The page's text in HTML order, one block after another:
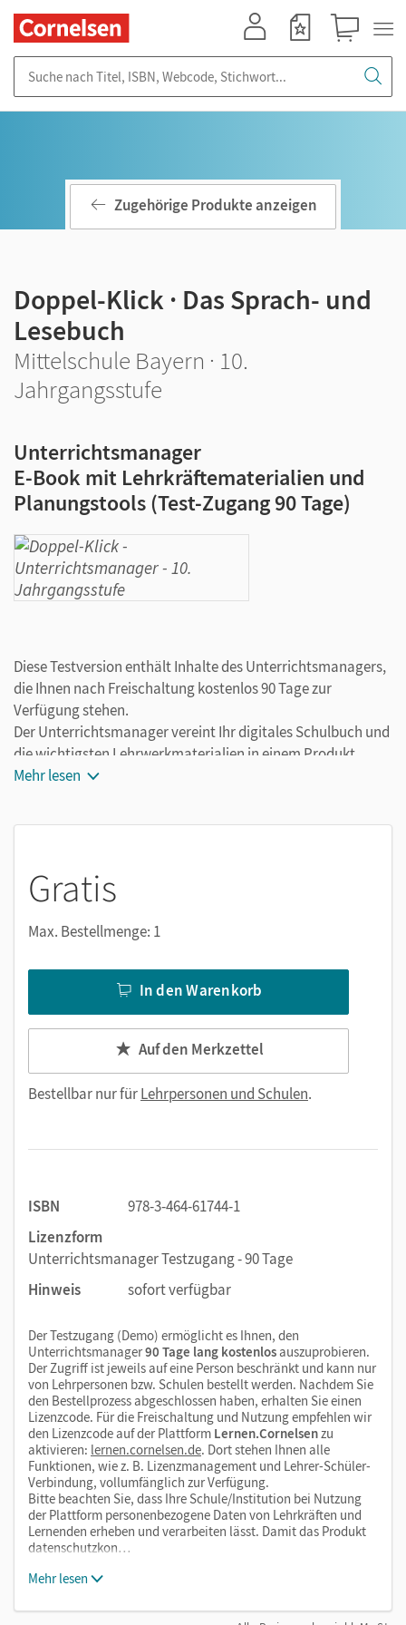
Zugehörige Produkte anzeigen
Doppel-Klick · Das Sprach- und
Lesebuch
Mittelschule Bayern · 10.
Jahrgangsstufe
Unterrichtsmanager
E-Book mit Lehrkräftematerialien und
Planungstools (Test-Zugang 90 Tage)
Diese Testversion enthält Inhalte des Unterrichtsmanagers,
die Ihnen nach Freischaltung kostenlos 90 Tage zur
Verfügung stehen.
Der Unterrichtsmanager vereint Ihr digitales Schulbuch und
die wichtigsten Lehrwerkmaterialien in einem Produkt.
Ergänzt um hilfreiche Planungstools, vereinfacht er Ihre
Mehr lesen
Gratis
Max. Bestellmenge: 1
In den Warenkorb
Auf den Merkzettel
Bestellbar nur fürLehrpersonen und Schulen.
ISBN
978-3-464-61744-1
Lizenzform
Unterrichtsmanager Testzugang - 90 Tage
Hinweis
sofort verfügbar
Der Testzugang (Demo) ermöglicht es Ihnen, den
Unterrichtsmanager90 Tage lang kostenlosauszuprobieren.
Der Zugriff ist jeweils auf eine Person beschränkt und kann nur
von Lehrpersonen bzw. Schulen bestellt werden. Nachdem Sie
den Bestellprozess abgeschlossen haben, erhalten Sie einen
Lizenzcode. Für die Freischaltung und Nutzung empfehlen wir
den Lizenzcode auf der Plattform Lernen.Cornelsenzu
aktivieren: lernen.cornelsen.de. Dort stehen Ihnen alle
Funktionen, wie z. B. Lizenzmanagement und Lehrer-Schüler-
Verbindung, vollumfänglich zur Verfügung.
Bitte beachten Sie, dass Ihre Schule/Institution bei Nutzung
der Plattform personenbezogene Daten von Lehrkräften und
Lernenden erheben und verarbeiten lässt. Damit das Produkt
datenschutzkon…
Mehr lesen